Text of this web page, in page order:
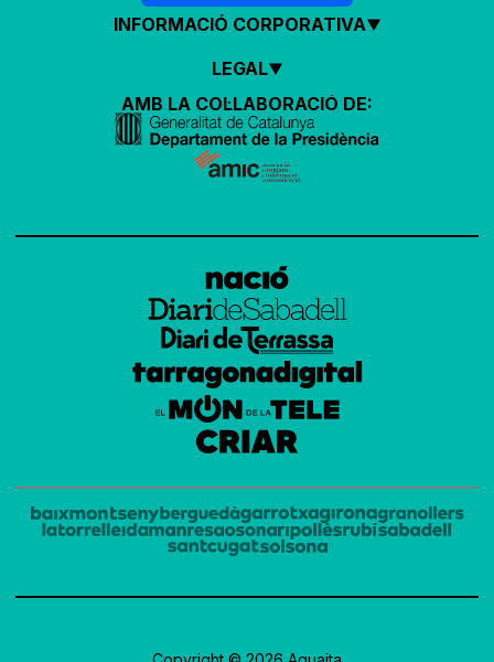
INFORMACIÓ CORPORATIVA
LEGAL
AMB LA COL·LABORACIÓ DE: